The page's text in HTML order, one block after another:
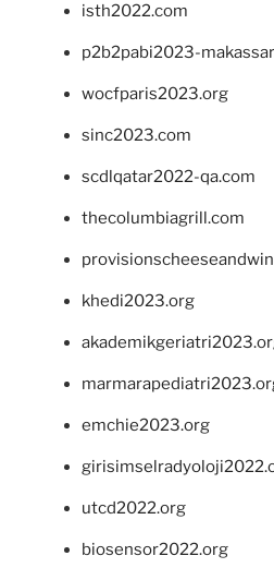
isth2022.com
p2b2pabi2023-
wocfparis2023.org
sinc2023.com
scdlqatar2022-qa.com
thecolumbiagrill.com
khedi2023.org
emchie2023.org
utcd2022.org
biosensor2022.org